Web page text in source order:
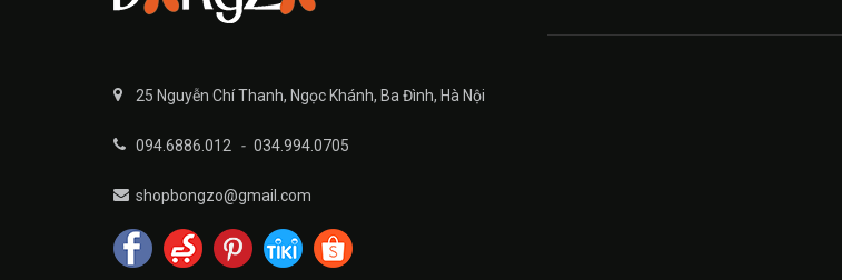
25 Nguyễn Chí Thanh, Ngọc Khánh, Ba Đình, Hà Nội
094.6886.012 - 034.994.0705
shopbongzo@gmail.com